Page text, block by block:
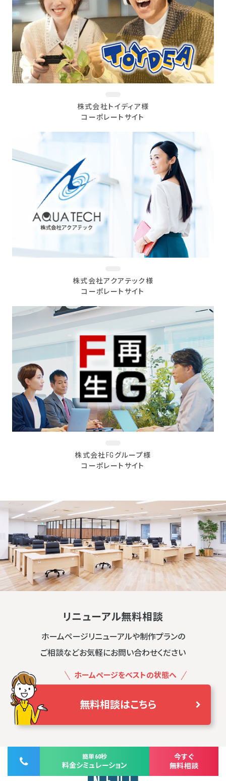
簡単60秒
料金シミュレーション
今すぐ
無料相談
株式会社トイディア様
コーポレートサイト
株式会社アクアテック様
コーポレートサイト
株式会社FGグループ様
コーポレートサイト
リニューアル無料相談
ホームページリニューアルや制作プランの
ご相談などお気軽にお問い合わせください
ホームページをベストの状態へ
無料相談はこちら